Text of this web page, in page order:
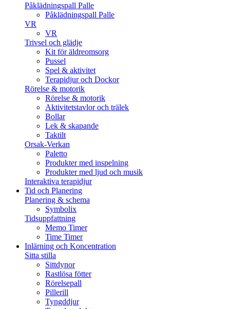
Påklädningspall Palle
Påklädningspall Palle
VR
VR
Trivsel och glädje
Kit för äldreomsorg
Pussel
Spel & aktivitet
Terapidjur och Dockor
Rörelse & motorik
Rörelse & motorik
Aktivitetstavlor och trälek
Bollar
Lek & skapande
Taktilt
Orsak-Verkan
Paletto
Produkter med inspelning
Produkter med ljud och musik
Interaktiva terapidjur
Tid och Planering
Planering & schema
Symbolix
Tidsuppfattning
Memo Timer
Time Timer
Inlärning och Koncentration
Sitta stilla
Sittdynor
Rastlösa fötter
Rörelsepall
Pillerill
Tyngddjur